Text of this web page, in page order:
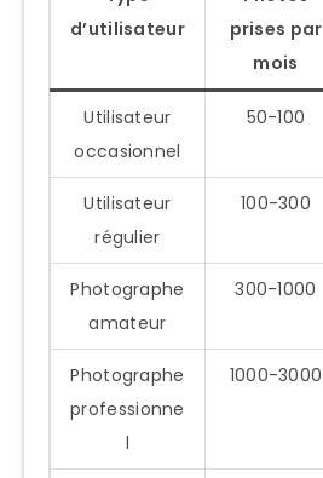
d’utilisateur
prises par
mois
Utilisateur
occasionnel
50-100
Utilisateur
régulier
100-300
Photographe
amateur
300-1000
Photographe
professionne
l
1000-3000